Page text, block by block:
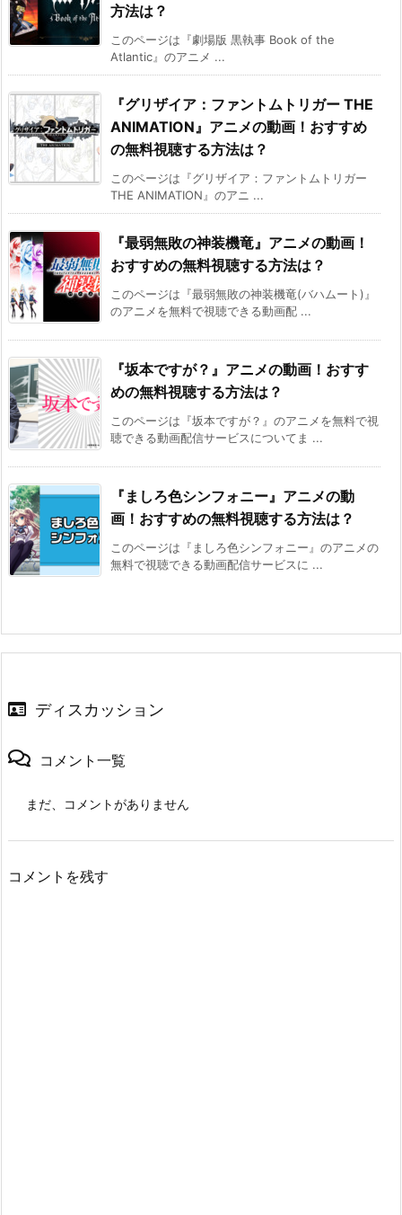
方法は？
このページは『劇場版 黒執事 Book of the
Atlantic』のアニメ ...
『グリザイア：ファントムトリガー THE
ANIMATION』アニメの動画！おすすめ
の無料視聴する方法は？
このページは『グリザイア：ファントムトリガー
THE ANIMATION』のアニ ...
『最弱無敗の神装機竜』アニメの動画！
おすすめの無料視聴する方法は？
このページは『最弱無敗の神装機竜(バハムート)』
のアニメを無料で視聴できる動画配 ...
『坂本ですが？』アニメの動画！おすす
めの無料視聴する方法は？
このページは『坂本ですが？』のアニメを無料で視
聴できる動画配信サービスについてま ...
『ましろ色シンフォニー』アニメの動
画！おすすめの無料視聴する方法は？
このページは『ましろ色シンフォニー』のアニメの
無料で視聴できる動画配信サービスに ...
ディスカッション
コメント一覧
まだ、コメントがありません
コメントを残す